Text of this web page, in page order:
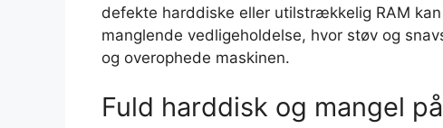
defekte harddiske eller utilstrækkelig RAM
manglende vedligeholdelse, hvor støv og
og overophede maskinen.
Fuld harddisk og mangel